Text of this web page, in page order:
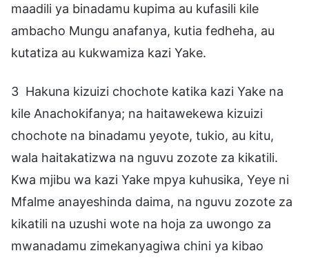
maadili ya binadamu kupima au kufasili kile
ambacho Mungu anafanya, kutia fedheha, au
kutatiza au kukwamiza kazi Yake.
3 Hakuna kizuizi chochote katika kazi Yake na
kile Anachokifanya; na haitawekewa kizuizi
chochote na binadamu yeyote, tukio, au kitu,
wala haitakatizwa na nguvu zozote za kikatili.
Kwa mjibu wa kazi Yake mpya kuhusika, Yeye ni
Mfalme anayeshinda daima, na nguvu zozote za
kikatili na uzushi wote na hoja za uwongo za
mwanadamu zimekanyagiwa chini ya kibao